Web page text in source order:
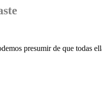
presumir de que todas